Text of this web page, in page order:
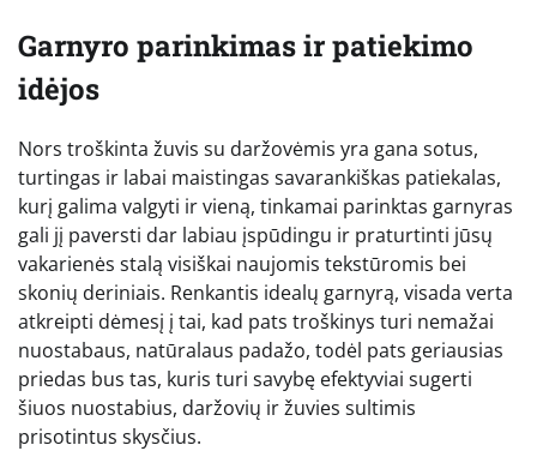
Garnyro parinkimas ir patiekimo
idėjos
Nors troškinta žuvis su daržovėmis yra gana sotus,
turtingas ir labai maistingas savarankiškas patiekalas,
kurį galima valgyti ir vieną, tinkamai parinktas garnyras
gali jį paversti dar labiau įspūdingu ir praturtinti jūsų
vakarienės stalą visiškai naujomis tekstūromis bei
skonių deriniais. Renkantis idealų garnyrą, visada verta
atkreipti dėmesį į tai, kad pats troškinys turi nemažai
nuostabaus, natūralaus padažo, todėl pats geriausias
priedas bus tas, kuris turi savybę efektyviai sugerti
šiuos nuostabius, daržovių ir žuvies sultimis
prisotintus skysčius.